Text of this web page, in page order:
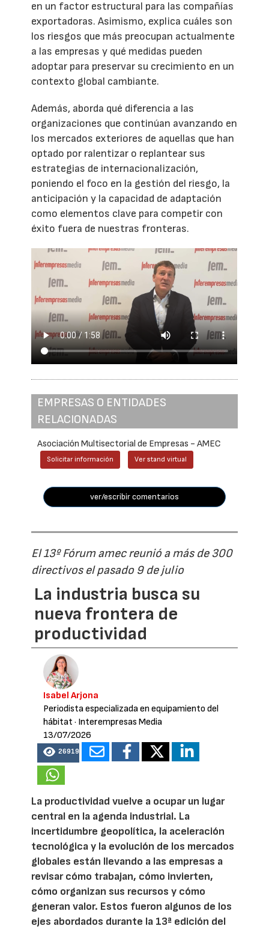
en un factor estructural para las compañías
exportadoras. Asimismo, explica cuáles son
los riesgos que más preocupan actualmente
a las empresas y qué medidas pueden
adoptar para preservar su crecimiento en un
contexto global cambiante.
Además, aborda qué diferencia a las
organizaciones que continúan avanzando en
los mercados exteriores de aquellas que han
optado por ralentizar o replantear sus
estrategias de internacionalización,
poniendo el foco en la gestión del riesgo, la
anticipación y la capacidad de adaptación
como elementos clave para competir con
éxito fuera de nuestras fronteras.
EMPRESAS O ENTIDADES
RELACIONADAS
Asociación Multisectorial de Empresas - AMEC
Solicitar información Ver stand virtual
ver/escribir comentarios
El 13º Fórum amec reunió a más de 300
directivos el pasado 9 de julio
La industria busca su
nueva frontera de
productividad
Isabel Arjona
Periodista especializada en equipamiento del
hábitat · Interempresas Media
13/07/2026
26919
La productividad vuelve a ocupar un lugar
central en la agenda industrial. La
incertidumbre geopolítica, la aceleración
tecnológica y la evolución de los mercados
globales están llevando a las empresas a
revisar cómo trabajan, cómo invierten,
cómo organizan sus recursos y cómo
generan valor. Estos fueron algunos de los
ejes abordados durante la 13ª edición del